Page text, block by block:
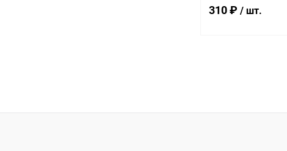
310 ₽ / шт.
В избранное